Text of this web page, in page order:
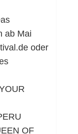
ab Mai
oder
OF